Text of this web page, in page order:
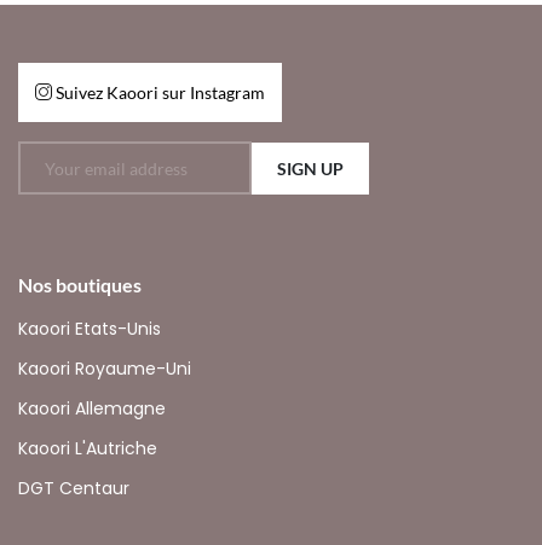
Suivez Kaoori sur Instagram
SIGN UP
Nos boutiques
Kaoori Etats-Unis
Kaoori Royaume-Uni
Kaoori Allemagne
Kaoori L'Autriche
DGT Centaur